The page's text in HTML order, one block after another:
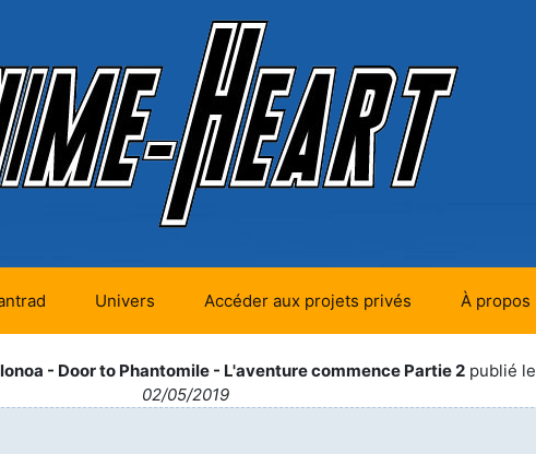
(4)
Univers Accéder aux projets privés À propos
- Door to Phantomile - L'aventure commence Partie 2 publié le
02/05/2019